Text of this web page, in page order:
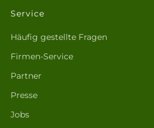
Service
Häufig gestellte Fragen
Firmen-Service
Partner
Presse
Jobs